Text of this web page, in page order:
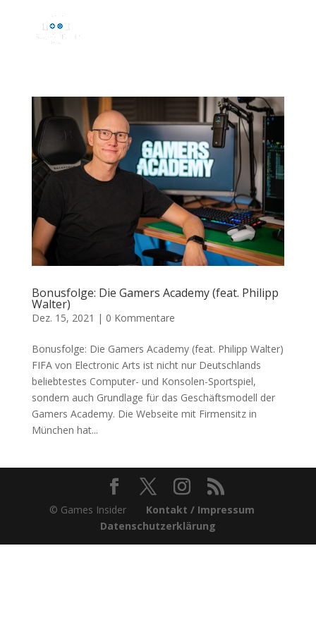
Bonusfolge: Die Gamers Academy (feat. Philipp
Walter)
Dez. 15, 2021 | 0 Kommentare
Bonusfolge: Die Gamers Academy (feat. Philipp Walter)
FIFA von Electronic Arts ist nicht nur Deutschlands
beliebtestes Computer- und Konsolen-Sportspiel,
sondern auch Grundlage für das Geschäftsmodell der
Gamers Academy. Die Webseite mit Firmensitz in
München hat...
© Games Insider Kontakt / Impressum
Datenschutzerklärung